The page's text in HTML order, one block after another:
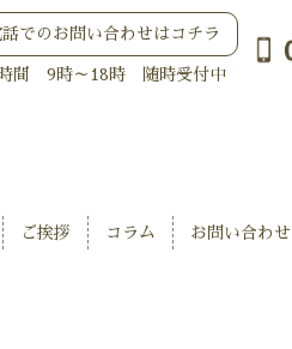
話でのお問い合わせはコチラ
間 9時～18時 随時受付中
ご挨拶 コラム お問い合わせ